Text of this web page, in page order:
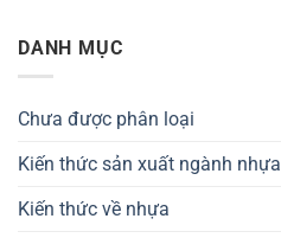
DANH MỤC
Chưa được phân loại
Kiến thức sản xuất ngành nhựa
Kiến thức về nhựa